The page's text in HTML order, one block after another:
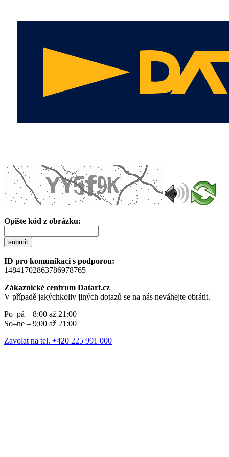
Opište kód z obrázku:
submit
ID pro komunikaci s podporou:
14841702863786978765
Zákaznické centrum Datart.cz
V případě jakýchkoliv jiných dotazů se na nás neváhejte obrátit.
Po–pá – 8:00 až 21:00
So–ne – 9:00 až 21:00
Zavolat na tel. +420 225 991 000